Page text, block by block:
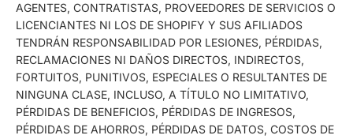
AGENTES, CONTRATISTAS, PROVEEDORES DE SERVICIOS O
LICENCIANTES NI LOS DE SHOPIFY Y SUS AFILIADOS
TENDRÁN RESPONSABILIDAD POR LESIONES, PÉRDIDAS,
RECLAMACIONES NI DAÑOS DIRECTOS, INDIRECTOS,
FORTUITOS, PUNITIVOS, ESPECIALES O RESULTANTES DE
NINGUNA CLASE, INCLUSO, A TÍTULO NO LIMITATIVO,
PÉRDIDAS DE BENEFICIOS, PÉRDIDAS DE INGRESOS,
PÉRDIDAS DE AHORROS, PÉRDIDAS DE DATOS, COSTOS DE